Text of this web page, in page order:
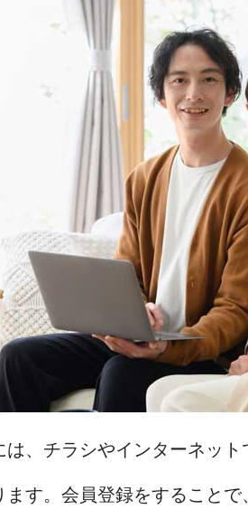
は、チラシやインターネッ
ます。会員登録をすることで